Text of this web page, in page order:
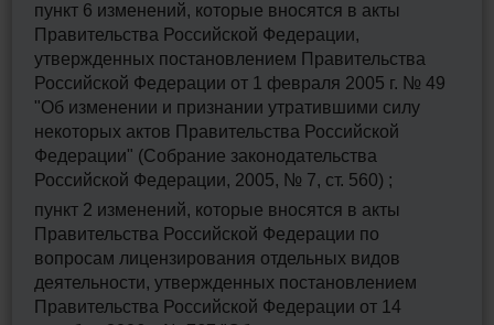
пункт 6 изменений, которые вносятся в акты
Правительства Российской Федерации,
утвержденных постановлением Правительства
Российской Федерации от 1 февраля 2005 г. № 49
"Об изменении и признании утратившими силу
некоторых актов Правительства Российской
Федерации" (Собрание законодательства
Российской Федерации, 2005, № 7, ст. 560) ;
пункт 2 изменений, которые вносятся в акты
Правительства Российской Федерации по
вопросам лицензирования отдельных видов
деятельности, утвержденных постановлением
Правительства Российской Федерации от 14